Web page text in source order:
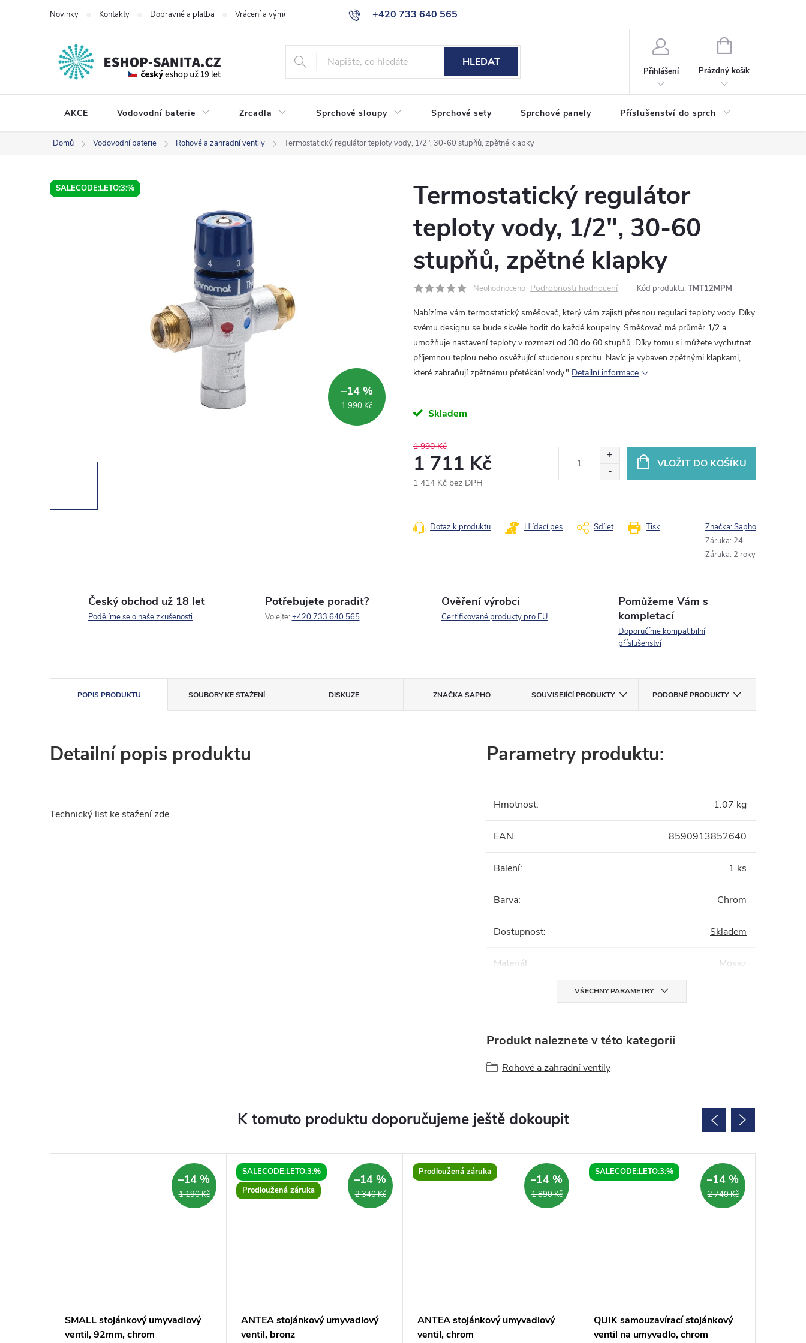
+420 733 640 565
info@eshop-sanita.cz
Novinky Kontakty Dopravné a platba Vrácení a výměna zboží Reklamace Obchodní podmínky
HLEDAT
Přihlášení
NÁKUPNÍ
Prázdný košík
AKCE Vodovodní baterie Zrcadla Sprchové sloupy Sprchové sety Sprchové panely Příslušenství do sprch
Domů Vodovodní baterie Rohové a zahradní ventily Termostatický regulátor teploty vody, 1/2", 30-60 stupňů, zpětné klapky
SALECODE:LETO:3:%
1 990 Kč
–14 %
Termostatický regulátor
teploty vody, 1/2", 30-60
stupňů, zpětné klapky
Neohodnoceno Podrobnosti hodnocení Kód produktu: TMT12MPM
Nabízíme vám termostatický směšovač, který vám zajistí přesnou regulaci teploty vody. Díky
svému designu se bude skvěle hodit do každé koupelny. Směšovač má průměr 1/2 a
umožňuje nastavení teploty v rozmezí od 30 do 60 stupňů. Díky tomu si můžete vychutnat
příjemnou teplou nebo osvěžující studenou sprchu. Navíc je vybaven zpětnými klapkami,
které zabraňují zpětnému přetékání vody." Detailní informace
Skladem
1 990 Kč
1 711 Kč
1 414 Kč bez DPH
cena:
VLOŽIT DO KOŠÍKU
Tisk
Dotaz k produktu Hlídací pes Sdílet Značka:Sapho
Záruka: 24
Záruka: 2 roky
Český obchod už 18 let
Podělíme se o naše zkušenosti
Potřebujete poradit?
Volejte: +420 733 640 565
Ověření výrobci
Certifikované produkty pro EU
Pomůžeme Vám s
kompletací
Doporučíme kompatibilní
příslušenství
POPIS PRODUKTU SOUBORY KE STAŽENÍ DISKUZE ZNAČKASAPHO SOUVISEJÍCÍ PRODUKTY PODOBNÉ PRODUKTY
Detailní popis produktu
Technický list ke stažení zde
Parametry produktu:
Hmotnost: 1.07 kg
EAN: 8590913852640
Balení: 1 ks
Barva: Chrom
Dostupnost: Skladem
Materiál: Mosaz
VŠECHNY PARAMETRY
Produkt naleznete v této kategorii
Rohové a zahradní ventily
K tomuto produktu doporučujeme ještě dokoupit
1 190 Kč
–14 %
SMALL stojánkový umyvadlový
ventil, 92mm, chrom
SALECODE:LETO:3:%
Prodloužená záruka
2 340 Kč
–14 %
ANTEA stojánkový umyvadlový
ventil, bronz
Prodloužená záruka
1 890 Kč
–14 %
ANTEA stojánkový umyvadlový
ventil, chrom
SALECODE:LETO:3:%
2 740 Kč
–14 %
QUIK samouzavírací stojánkový
ventil na umyvadlo, chrom